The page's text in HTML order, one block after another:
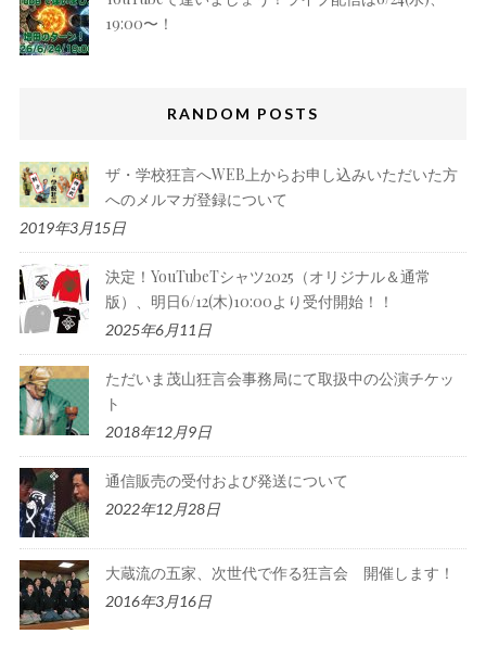
19:00〜！
RANDOM POSTS
ザ・学校狂言へWEB上からお申し込みいただいた方
へのメルマガ登録について
2019年3月15日
決定！YouTubeTシャツ2025（オリジナル＆通常
版）、明日6/12(木)10:00より受付開始！！
2025年6月11日
ただいま茂山狂言会事務局にて取扱中の公演チケッ
ト
2018年12月9日
通信販売の受付および発送について
2022年12月28日
大蔵流の五家、次世代で作る狂言会 開催します！
2016年3月16日